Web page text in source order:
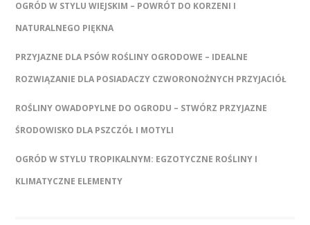
OGRÓD W STYLU WIEJSKIM – POWRÓT DO KORZENI I
NATURALNEGO PIĘKNA
PRZYJAZNE DLA PSÓW ROŚLINY OGRODOWE – IDEALNE
ROZWIĄZANIE DLA POSIADACZY CZWORONOŻNYCH PRZYJACIÓŁ
ROŚLINY OWADOPYLNE DO OGRODU – STWÓRZ PRZYJAZNE
ŚRODOWISKO DLA PSZCZÓŁ I MOTYLI
OGRÓD W STYLU TROPIKALNYM: EGZOTYCZNE ROŚLINY I
KLIMATYCZNE ELEMENTY